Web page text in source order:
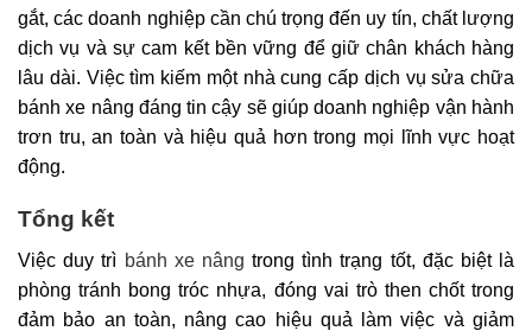
gắt, các doanh nghiệp cần chú trọng đến uy tín, chất lượng
dịch vụ và sự cam kết bền vững để giữ chân khách hàng
lâu dài. Việc tìm kiếm một nhà cung cấp dịch vụ sửa chữa
bánh xe nâng đáng tin cậy sẽ giúp doanh nghiệp vận hành
trơn tru, an toàn và hiệu quả hơn trong mọi lĩnh vực hoạt
động.
Tổng kết
Việc duy trì bánh xe nâng trong tình trạng tốt, đặc biệt là
phòng tránh bong tróc nhựa, đóng vai trò then chốt trong
đảm bảo an toàn, nâng cao hiệu quả làm việc và giảm